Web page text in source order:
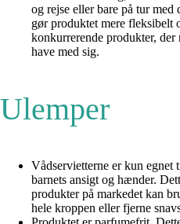
og rejse eller bare på tur
gør produktet mere fleksibelt
konkurrerende produkter, der
have med sig.
Ulemper
Vådservietterne er kun
barnets ansigt og hænder.
produkter på markedet kan
hele kroppen eller fjerne